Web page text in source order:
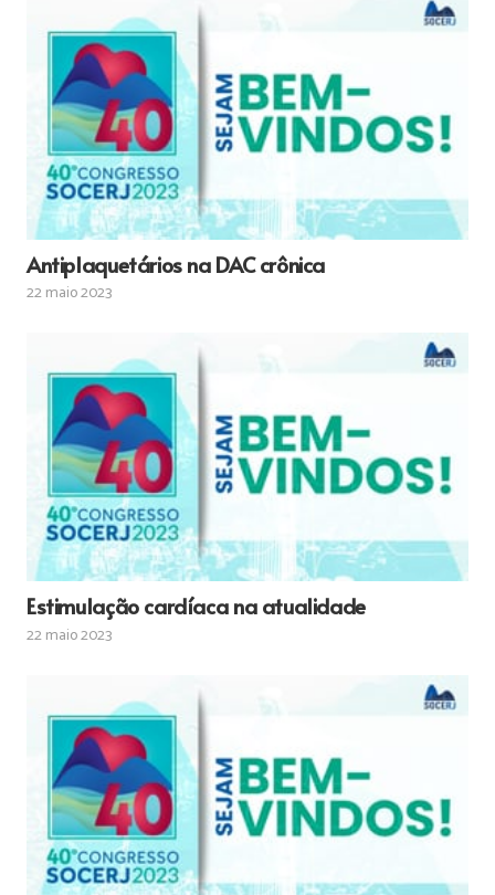
Antiplaquetários na DAC crônica
22 maio 2023
Estimulação cardíaca na atualidade
22 maio 2023